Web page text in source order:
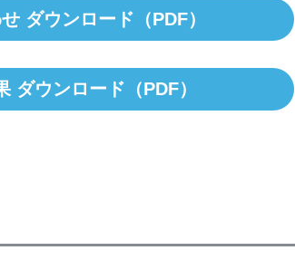
ダウンロード（PDF）
ダウンロード（PDF）